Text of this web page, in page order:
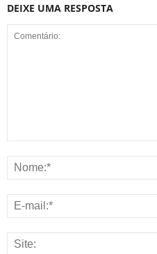
DEIXE UMA RESPOSTA